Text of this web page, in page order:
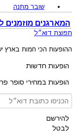
שובר מתנה
המארגנים מוזמנים
תפוצת דוא״ל
ההופעות הכי חמות בארץ
הופעות חדשות
הופעות במחירי סופר
להירשם
לבטל